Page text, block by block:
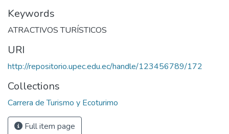
Keywords
ATRACTIVOS TURÍSTICOS
URI
http://repositorio.upec.edu.ec/handle/123456789/172
Collections
Carrera de Turismo y Ecoturimo
Full item page